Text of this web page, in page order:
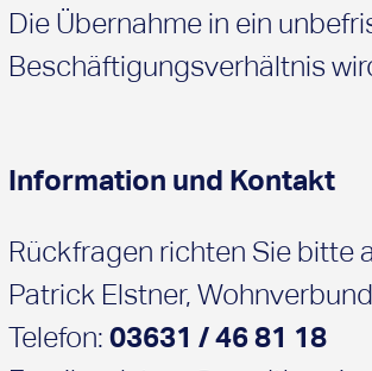
Die Übernahme in ein
Beschäftigungsverhältnis
Information und Kontakt
Rückfragen richten Sie bitte
Patrick Elstner,
Telefon: 03631 / 46 81 18